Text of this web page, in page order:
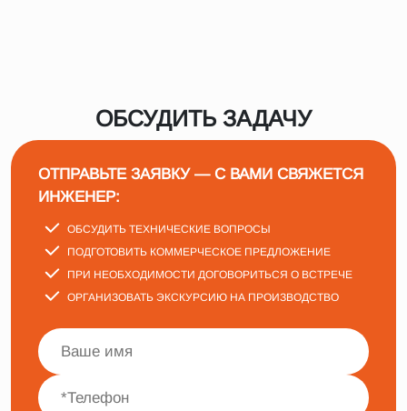
ОБСУДИТЬ ЗАДАЧУ
ОТПРАВЬТЕ ЗАЯВКУ — С ВАМИ СВЯЖЕТСЯ
ИНЖЕНЕР:
ОБСУДИТЬ ТЕХНИЧЕСКИЕ ВОПРОСЫ
ПОДГОТОВИТЬ КОММЕРЧЕСКОЕ ПРЕДЛОЖЕНИЕ
ПРИ НЕОБХОДИМОСТИ ДОГОВОРИТЬСЯ О ВСТРЕЧЕ
ОРГАНИЗОВАТЬ ЭКСКУРСИЮ НА ПРОИЗВОДСТВО